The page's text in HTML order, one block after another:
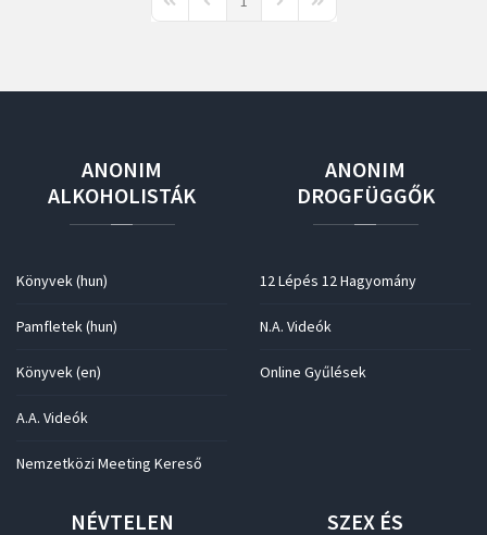
First PagePrevious PageNext PageLast Page
ANONIM
ALKOHOLISTÁK
Könyvek (hun)
Pamfletek (hun)
Könyvek (en)
A.A. Videók
Nemzetközi Meeting Kereső
ANONIM
DROGFÜGGŐK
12 Lépés 12 Hagyomány
N.A. Videók
Online Gyűlések
NÉVTELEN
SZEX ÉS